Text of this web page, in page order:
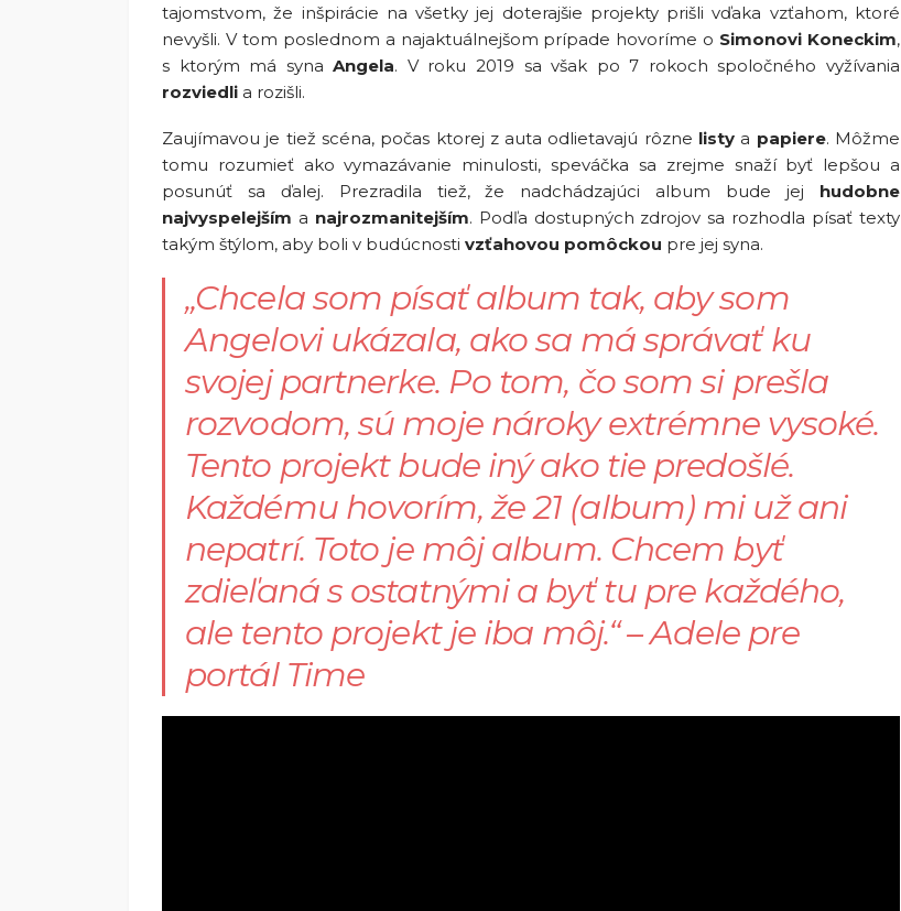
tajomstvom, že inšpirácie na všetky jej doterajšie projekty prišli vďaka vzťahom, ktoré
nevyšli. V tom poslednom a najaktuálnejšom prípade hovoríme o Simonovi Koneckim,
s ktorým má synaAngela. V roku 2019 sa však po 7 rokoch spoločného vyžívania
rozviedli a rozišli.
Zaujímavou je tiež scéna, počas ktorej z auta odlietavajú rôzne listy a papiere. Môžme
tomu rozumieť ako vymazávanie minulosti, speváčka sa zrejme snaží byť lepšou a
posunúť sa ďalej. Prezradila tiež, že nadchádzajúci album bude jej hudobne
najvyspelejším a najrozmanitejším. Podľa dostupných zdrojov sa rozhodla písať texty
takým štýlom, aby boli v budúcnosti vzťahovou pomôckou pre jej syna.
„Chcela som písať album tak, aby som
Angelovi ukázala, ako sa má správať ku
svojej partnerke. Po tom, čo som si prešla
rozvodom, sú moje nároky extrémne vysoké.
Tento projekt bude iný ako tie predošlé.
Každému hovorím, že 21 (album) mi už ani
nepatrí. Toto je môj album. Chcem byť
zdieľaná s ostatnými a byť tu pre každého,
ale tento projekt je iba môj.“– Adele pre
portál Time